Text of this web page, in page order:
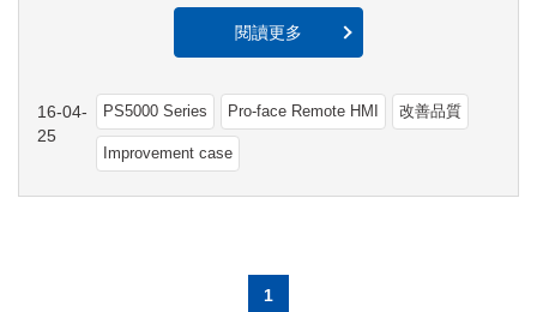
閱讀更多
16-04-
25
PS5000 Series Pro-face Remote HMI 改善品質
Improvement case
1